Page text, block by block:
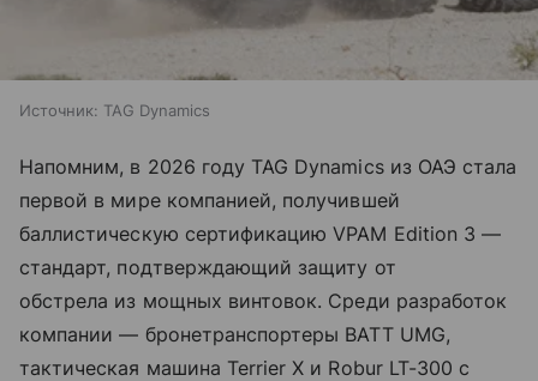
Источник: TAG Dynamics
Напомним, в 2026 году TAG Dynamics из ОАЭ стала
первой в мире компанией, получившей
баллистическую сертификацию VPAM Edition 3 —
стандарт, подтверждающий защиту от
обстрела из мощных винтовок. Среди разработок
компании — бронетранспортеры BATT UMG,
тактическая машина Terrier X и Robur LT-300 с